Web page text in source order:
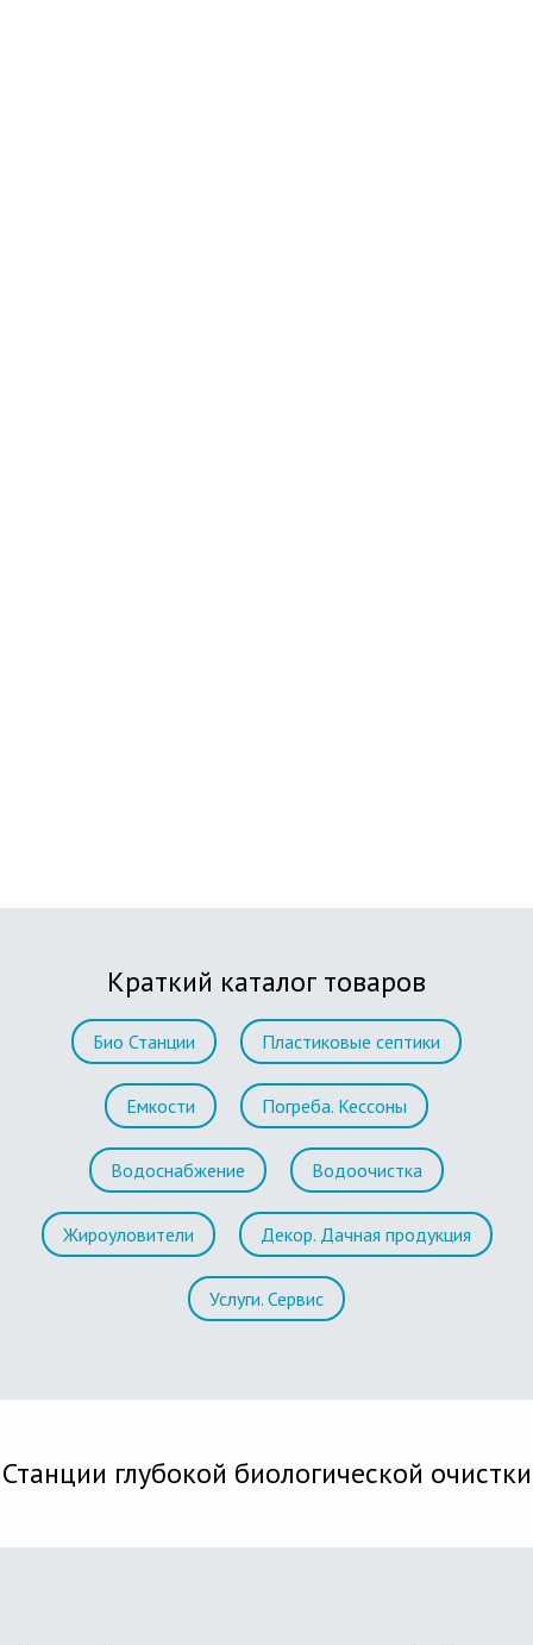
Краткий каталог товаров
Био Станции Пластиковые септики
Емкости Погреба. Кессоны
Водоснабжение Водоочистка
Жироуловители Декор. Дачная продукция
Услуги. Сервис
Станции глубокой биологической очистки